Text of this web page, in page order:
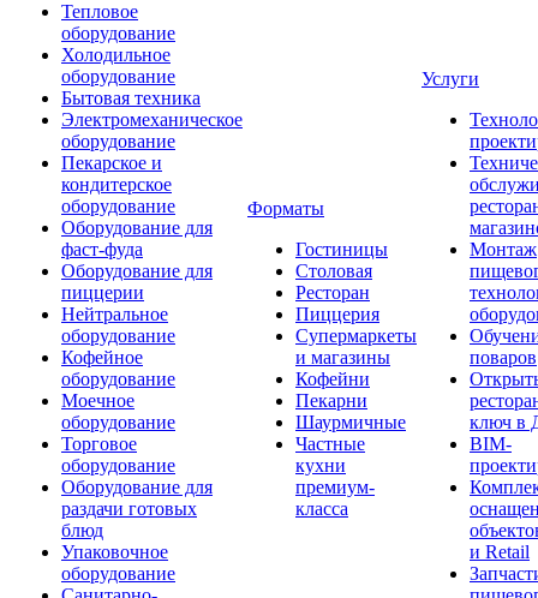
Тепловое
оборудование
Холодильное
оборудование
Бытовая техника
Электромеханическое
оборудование
Пекарское и
кондитерское
оборудование
Оборудование для
фаст-фуда
Оборудование для
пиццерии
Нейтральное
оборудование
Кофейное
оборудование
Моечное
оборудование
Торговое
оборудование
Оборудование для
раздачи готовых
блюд
Упаковочное
оборудование
Форматы
Гостиницы
Столовая
Ресторан
Пиццерия
Супермаркеты
и магазины
Кофейни
Пекарни
Шаурмичные
Частные
кухни
премиум-
класса
Услуги
Монтаж
поваров
ключ в
BIM-
и Retail